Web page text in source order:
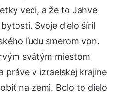
veci, a že to Jahve
Svoje dielo šíril
ľudu smerom von.
svätým miestom
práve v izraelskej krajine
na zemi. Bolo to dielo